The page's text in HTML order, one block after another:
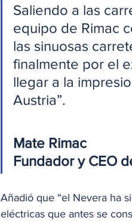
Saliendo a las
equipo de Rimac
las sinuosas
finalmente por el
llegar a la
Austria”.
Mate Rimac
Fundador y CEO
Añadió que “el Nevera ha
eléctricas que antes se